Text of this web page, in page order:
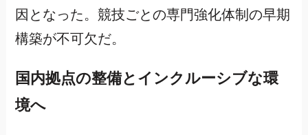
因となった。競技ごとの専門強化体制の早期
構築が不可欠だ。
国内拠点の整備とインクルーシブな環
境へ